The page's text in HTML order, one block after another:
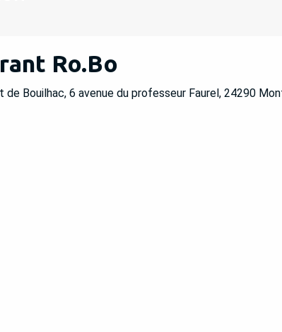
Ro.Bo
Bouilhac, 6 avenue du professeur Faurel, 24290